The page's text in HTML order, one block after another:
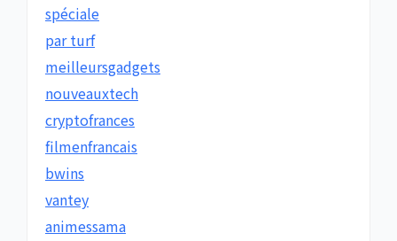
spéciale
par turf
meilleursgadgets
nouveauxtech
cryptofrances
filmenfrancais
bwins
vantey
animessama